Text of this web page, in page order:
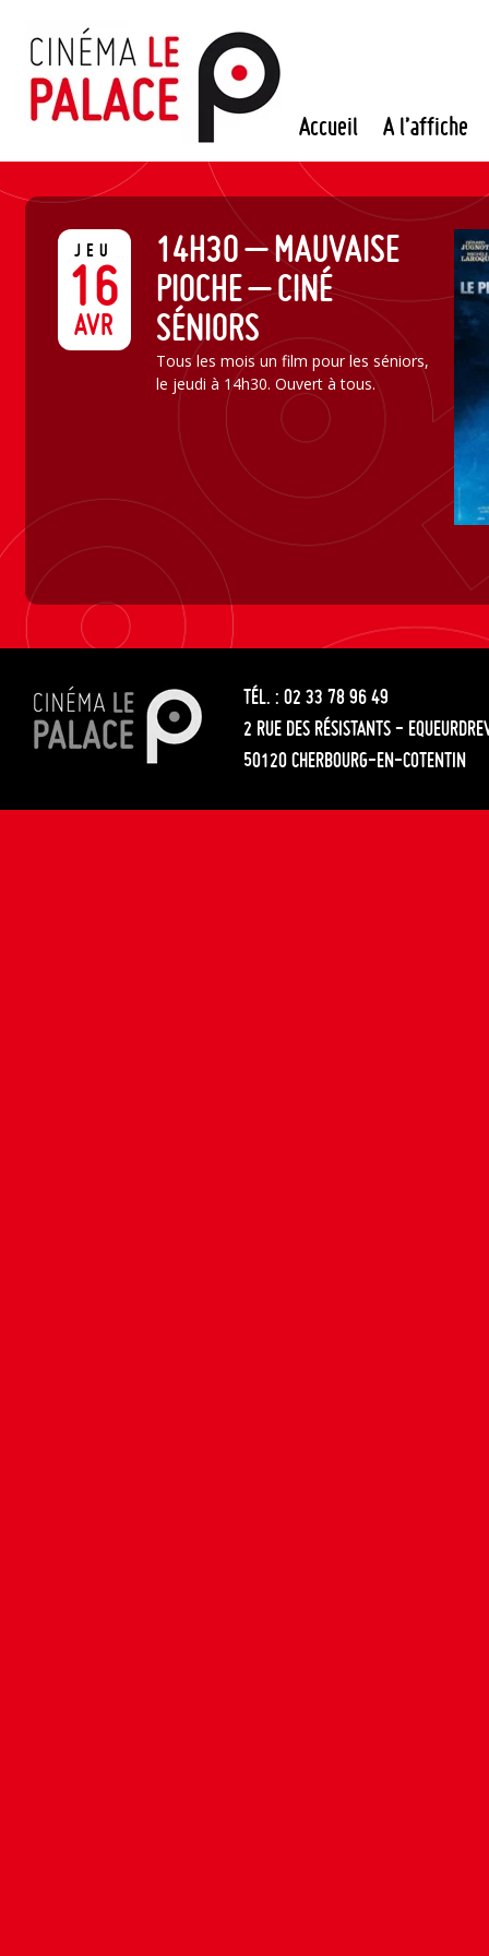
contenu
Accueil A l’affiche
JEU
16
AVR
14H30 – MAUVAISE
PIOCHE – CINÉ
SÉNIORS
Tous les mois un film pour les séniors,
le jeudi à 14h30. Ouvert à tous.
TÉL. : 02 33 78 96 49
2 RUE DES RÉSISTANTS -
50120 CHERBOURG-EN-COTENTIN